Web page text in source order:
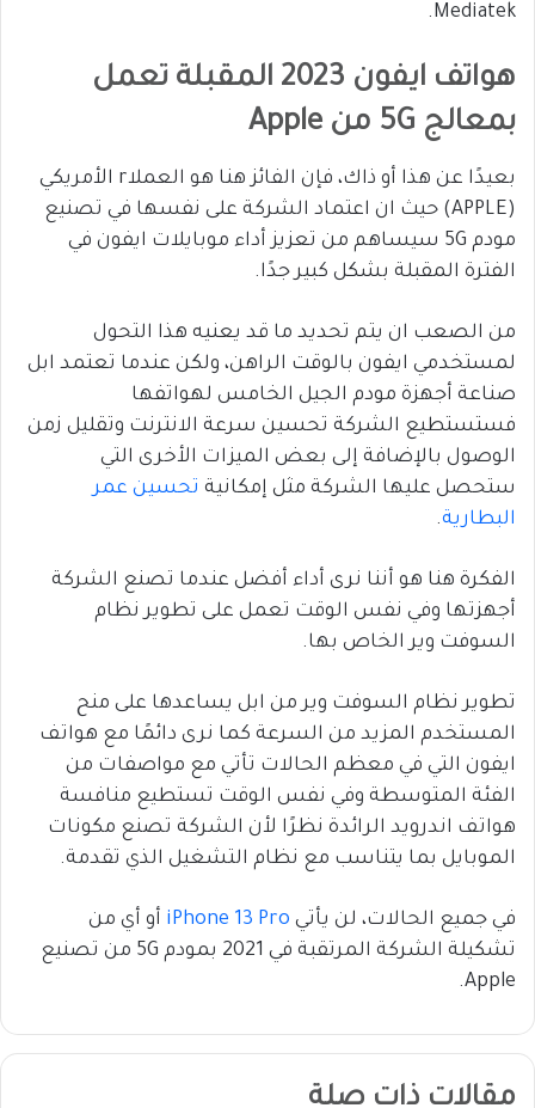
Mediatek.
هواتف ايفون 2023 المقبلة تعمل
بمعالج 5G من Apple
بعيدًا عن هذا أو ذاك، فإن الفائز هنا هو العملاr الأمريكي
(APPLE) حيث ان اعتماد الشركة على نفسها في تصنيع
مودم 5G سيساهم من تعزيز أداء موبايلات ايفون في
الفترة المقبلة بشكل كبير جدًا.
من الصعب ان يتم تحديد ما قد يعنيه هذا التحول
لمستخدمي ايفون بالوقت الراهن، ولكن عندما تعتمد ابل
صناعة أجهزة مودم الجيل الخامس لهواتفها
فستستطيع الشركة تحسين سرعة الانترنت وتقليل زمن
الوصول بالإضافة إلى بعض الميزات الأخرى التي
ستحصل عليها الشركة مثل إمكانية تحسين عمر
البطارية.
الفكرة هنا هو أننا نرى أداء أفضل عندما تصنع الشركة
أجهزتها وفي نفس الوقت تعمل على تطوير نظام
السوفت وير الخاص بها.
تطوير نظام السوفت وير من ابل يساعدها على منح
المستخدم المزيد من السرعة كما نرى دائمًا مع هواتف
ايفون التي في معظم الحالات تأتي مع مواصفات من
الفئة المتوسطة وفي نفس الوقت تستطيع منافسة
هواتف اندرويد الرائدة نظرًا لأن الشركة تصنع مكونات
الموبايل بما يتناسب مع نظام التشغيل الذي تقدمة.
في جميع الحالات، لن يأتي iPhone 13 Pro أو أي من
تشكيلة الشركة المرتقبة في 2021 بمودم 5G من تصنيع
Apple.
مقالات ذات صلة